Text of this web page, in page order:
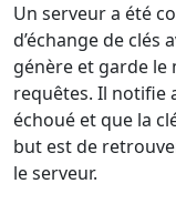
Un serveur a été
d’échange de clés
génère et garde le
requêtes. Il notifie
échoué et que la
but est de
le serveur.